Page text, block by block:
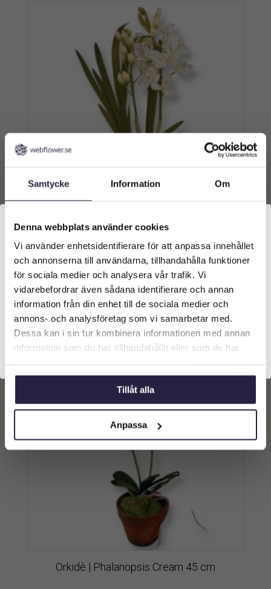
Samtycke Information Om
Denna webbplats använder cookies
Vi använder enhetsidentifierare för att anpassa innehållet
och annonserna till användarna, tillhandahålla funktioner
för sociala medier och analysera vår trafik. Vi
vidarebefordrar även sådana identifierare och annan
information från din enhet till de sociala medier och
annons- och analysföretag som vi samarbetar med.
Dessa kan i sin tur kombinera informationen med annan
information som du har tillhandahållit eller som de har
Tillåt alla
Anpassa
Orkidé | Cymbidium Cream i kruka 68 cm
1199kr
Orkidè | Phalanopsis Cream 45 cm
Välkommen till Webflower
Vilken typ av kund är du? Du kan alltid justera ditt val
längst upp på sidan.
Företagskund (exkl. moms)
Privatkund (inkl. moms)